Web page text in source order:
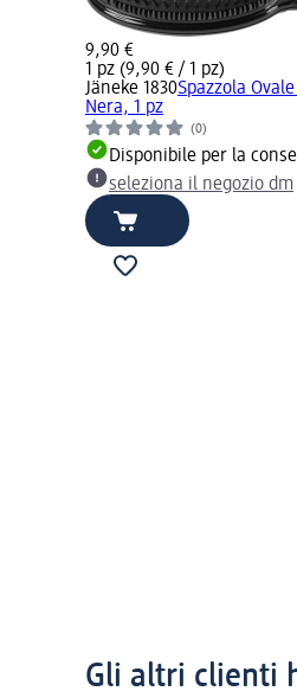
9,90 €
1 pz (9,90 € / 1 pz)
Jäneke 1830Spazzola
Nera, 1 pz
(0)
Disponibile per la
seleziona il negozio dm
Gli altri clienti